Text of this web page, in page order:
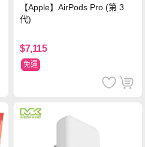
【Apple】AirPods Pro (第 3
代)
$7,115
免運